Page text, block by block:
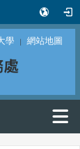
學 ｜ 網站地圖